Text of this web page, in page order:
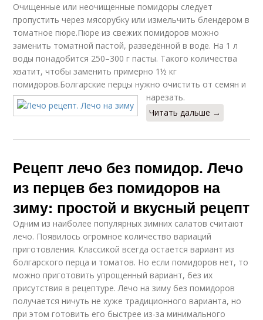
Лечо из болгарского
перца
Лечо с острым
перцем
Острое лечо
Лечо из острого
перца
Очищенные или неочищенные помидоры следует
пропустить через мясорубку или измельчить блендером в
томатное пюре.Пюре из свежих помидоров можно
заменить томатной пастой, разведённой в воде. На 1 л
воды понадобится 250–300 г пасты. Такого количества
хватит, чтобы заменить примерно 1½ кг
помидоров.Болгарские перцы нужно очистить от семян и
нарезать.
Читать дальше →
Рецепт лечо без помидор. Лечо
из перцев без помидоров на
зиму: простой и вкусный рецепт
Одним из наиболее популярных зимних салатов считают
лечо. Появилось огромное количество вариаций
приготовления. Классикой всегда остается вариант из
болгарского перца и томатов. Но если помидоров нет, то
можно приготовить упрощенный вариант, без их
присутствия в рецептуре. Лечо на зиму без помидоров
получается ничуть не хуже традиционного варианта, но
при этом готовить его быстрее из-за минимального